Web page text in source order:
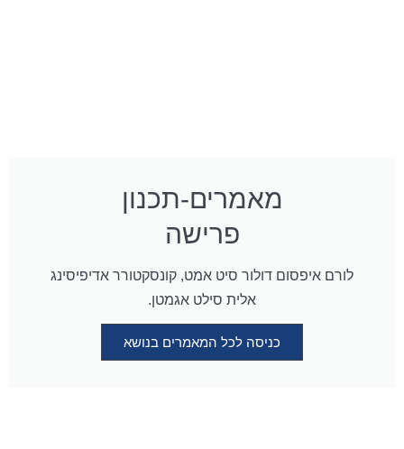
מאמרים-תכנון
פרישה
לורם איפסום דולור סיט אמט, קונסקטורר אדיפיסינג
אלית סילט אגמטן.
כניסה לכל המאמרים בנושא